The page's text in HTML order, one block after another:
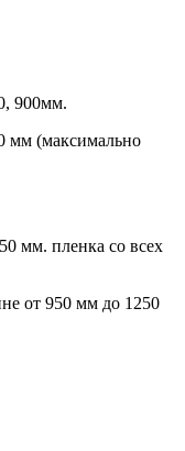
900мм.
мм (максимально
мм. пленка со всех
от 950 мм до 1250